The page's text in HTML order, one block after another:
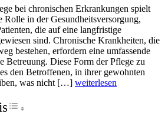
bei chronischen Erkrankungen spielt
Rolle in der Gesundheitsversorgung,
die auf eine langfristige
sind. Chronische Krankheiten, die
bestehen, erfordern eine umfassende
Betreuung. Diese Form der Pflege zu
den Betroffenen, in ihrer gewohnten
was nicht […] weiterlesen
Toggle Table of Content